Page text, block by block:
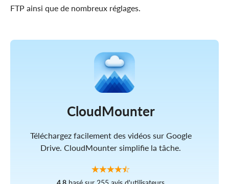
FTP ainsi que de nombreux réglages.
CloudMounter
Téléchargez facilement des vidéos sur Google
Drive. CloudMounter simplifie la tâche.